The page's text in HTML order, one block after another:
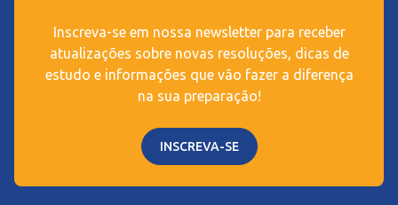
Inscreva-se em nossa newsletter para receber
atualizações sobre novas resoluções, dicas de
estudo e informações que vão fazer a diferença
na sua preparação!
INSCREVA-SE